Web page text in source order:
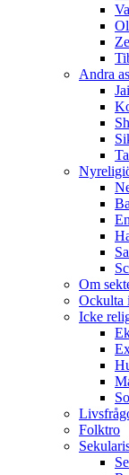
Andra
Om
Ockulta
Icke
Folktro